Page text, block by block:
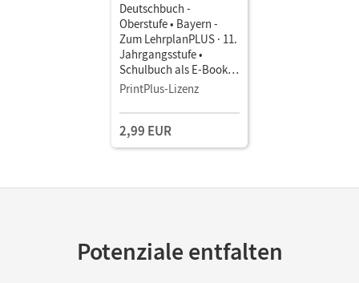
Deutschbuch -
Oberstufe • Bayern -
Zum LehrplanPLUS · 11.
Jahrgangsstufe •
Schulbuch als E-Book
Mit Medien
PrintPlus-Lizenz
2,99 EUR
Potenziale entfalten